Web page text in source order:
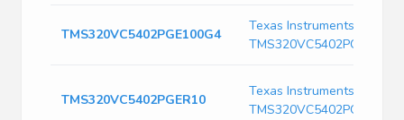
TMS320VC5402PGE100G4
Texas Instruments
TMS320VC5402PGE100G4
TMS320VC5402PGER10
Texas Instruments
TMS320VC5402PGER10